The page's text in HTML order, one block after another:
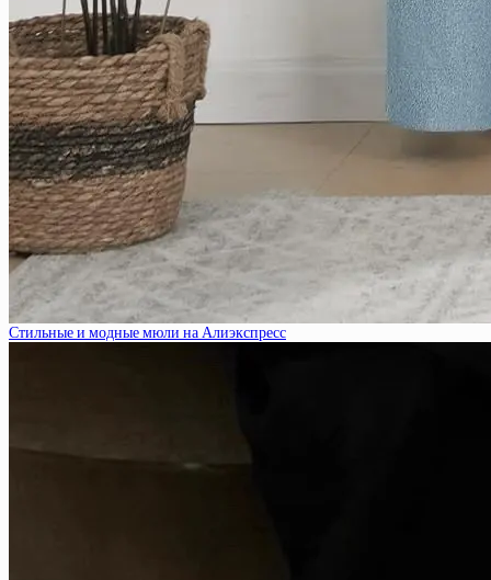
Стильные и модные мюли на Алиэкспресс